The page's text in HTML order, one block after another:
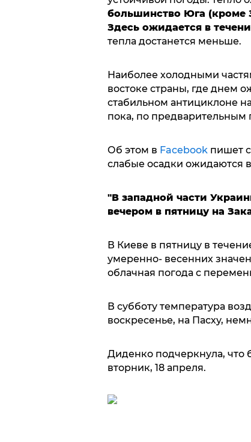
большинство Юга (кроме
Здесь ожидается в
тепла достанется меньше.
Наиболее холодными
востоке страны, где днем
стабильном антициклоне
пока, по предварительным
Об этом в Facebookпишет
слабые осадки ожидаются
"В западной части
вечером в пятницу на
В Киеве в пятницу в
умеренно- весенних
облачная погода с
В субботу температура
воскресенье, на Пасху,
Диденко подчеркнула, что
вторник, 18 апреля.